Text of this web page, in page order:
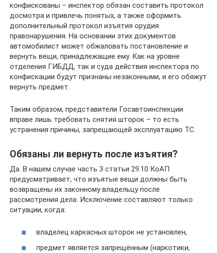
конфискованы – инспектор обязан составить протокол
досмотра и привлечь понятых, а также оформить
дополнительный протокол изъятия орудия
правонарушения. На основании этих документов
автомобилист может обжаловать постановление и
вернуть вещи, принадлежащие ему. Как на уровне
отделения ГИБДД, так и суда действия инспектора по
конфискации будут признаны незаконными, и его обяжут
вернуть предмет.
Таким образом, представители Госавтоинспекции
вправе лишь требовать снятия шторок – то есть
устранения причины, запрещающей эксплуатацию ТС.
Обязаны ли вернуть после изъятия?
Да. В нашем случае часть 3 статьи 29.10 КоАП
предусматривает, что изъятые вещи должны быть
возвращены их законному владельцу после
рассмотрения дела. Исключение составляют только
ситуации, когда:
владелец каркасных шторок не установлен,
предмет является запрещённым (наркотики,